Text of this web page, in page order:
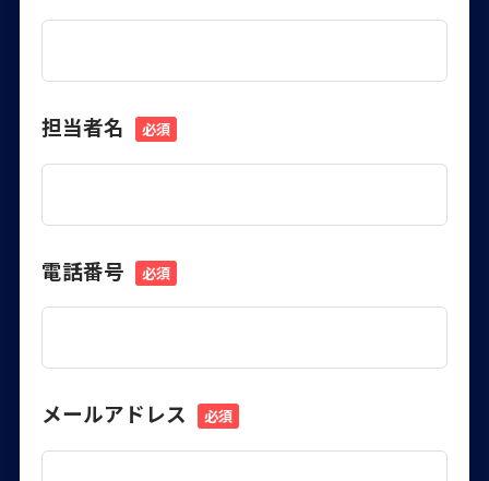
担当者名 必須
電話番号 必須
メールアドレス 必須